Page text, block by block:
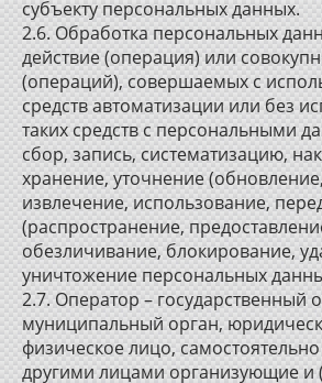
субъекту персональных данных.
2.6. Обработка персональных
действие (операция) или
(операций), совершаемых с
средств автоматизации или без
таких средств с персональными
сбор, запись, систематизацию,
хранение, уточнение
извлечение, использование,
(распространение,
обезличивание, блокирование,
уничтожение персональных
2.7. Оператор – государственный
муниципальный орган,
физическое лицо,
другими лицами организующие и